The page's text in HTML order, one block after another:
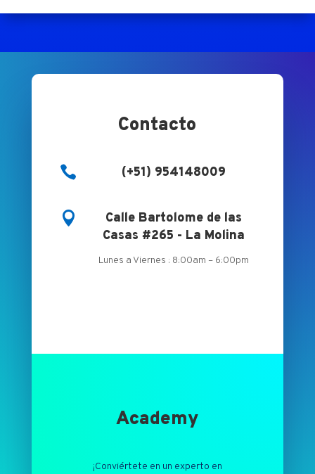
Contacto
 (+51) 954148009

Calle Bartolome de las
Casas #265 - La Molina
Lunes a Viernes : 8:00am – 6:00pm
Academy
¡Conviértete en un experto en